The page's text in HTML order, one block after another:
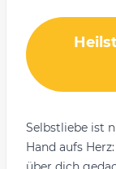
Selbstliebe ist
Hand aufs